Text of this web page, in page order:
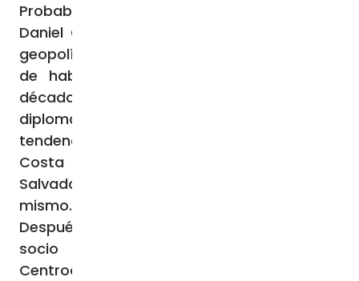
Probablemente no. Sobre todo porque
Daniel Ortega ha realizado un movimiento
geopolítico espectacular: en 2021, después
de haber reconocido a Taiwán durante
décadas, ha establecido relaciones
diplomáticas con Pekín. Ha seguido la
tendencia imperante en Centroamérica:
Costa Rica, Guatemala, Panamá, El
Salvador y Honduras ya habían hecho lo
mismo.
Después de Estados Unidos, el segundo
socio comercial del Mercado Común
Centroamericano es China, lo que significa